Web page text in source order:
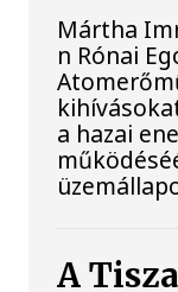
Mártha
n Rónai
a hazai
A